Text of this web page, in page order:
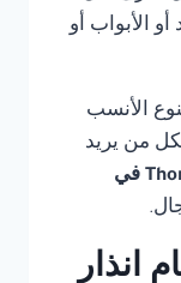
الأبواب أو
الأنسب
من يريد
صيانة نظام انذار حريق Thorn في
انذار